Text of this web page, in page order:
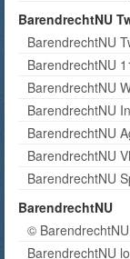
BarendrechtNU
BarendrechtNU
BarendrechtNU
BarendrechtNU
BarendrechtNU
BarendrechtNU
BarendrechtNU
BarendrechtNU
BarendrechtNU
©
BarendrechtNU